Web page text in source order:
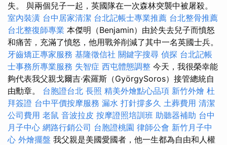
失。 與兩個兒子一起，英國隊在一次森林突襲中被屠殺。
室內裝潢 台中居家清潔 台北記帳士專業推薦 台北整骨推薦
台北整復師專業 本傑明（Benjamin）由於失去兒子而憤怒
和痛苦，充滿了憤怒，他用戰斧削減了其中一名英國士兵。
牙齒矯正專家服務 基隆徵信社 關鍵字搜尋 偵探 台北記帳
士事務所專業服務 失智症 西屯體態調整 今天，我很榮幸能
夠代表我父親戈爾吉·索羅斯（GyörgySoros）接管總統自
由勳章。 台胞證台北 長照 精美外燴點心品項 新竹外燴 杜
拜簽證 台中平價按摩服務 漏水 打針撐多久 土葬費用 清潔
公司費用 老鼠 音波拉皮 按摩證照培訓班 助聽器補助 台中
月子中心 網路行銷公司 台胞證桃園 律師公會 新竹月子中
心 外燴擺盤 我父親是美國愛國者，他一生都為自由和人權